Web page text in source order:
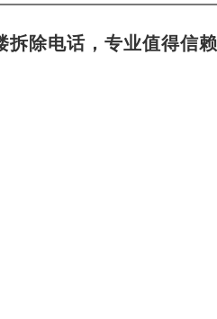
拆除电话，专业值得信赖